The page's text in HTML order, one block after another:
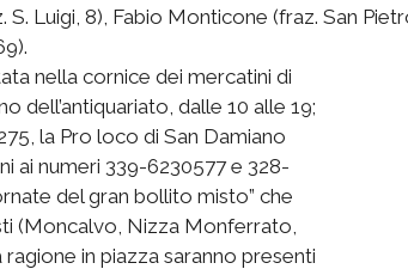
Luigi, 8), Fabio Monticone (fraz. San
nella cornice dei mercatini di
dell’antiquariato, dalle 10 alle 19;
la Pro loco di San Damiano
ai numeri 339-6230577 e 328-
del gran bollito misto” che
(Moncalvo, Nizza Monferrato,
in piazza saranno presenti